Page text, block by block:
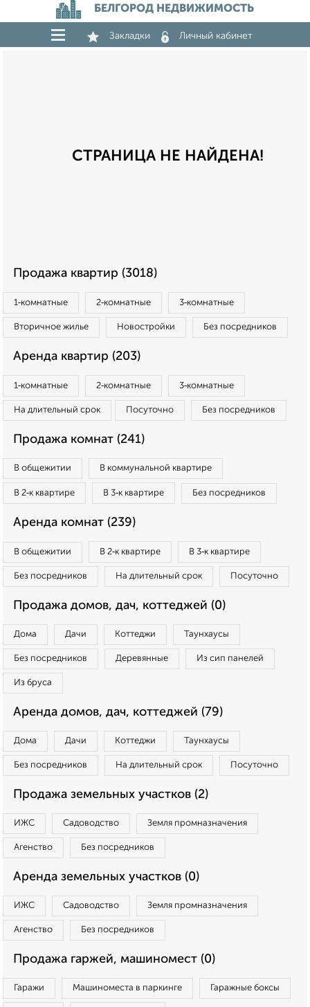
БЕЛГОРОД НЕДВИЖИМОСТЬ
Закладки Личный кабинет
СТРАНИЦА НЕ НАЙДЕНА!
Продажа квартир (3018)
1‑комнатные 2‑комнатные 3‑комнатные
Вторичное жилье Новостройки Без посредников
Аренда квартир (203)
1‑комнатные 2‑комнатные 3‑комнатные
На длительный срок Посуточно Без посредников
Продажа комнат (241)
В общежитии В коммунальной квартире
В 2‑к квартире В 3‑к квартире Без посредников
Аренда комнат (239)
В общежитии В 2‑к квартире В 3‑к квартире
Без посредников На длительный срок Посуточно
Продажа домов, дач, коттеджей (0)
Дома Дачи Коттеджи Таунхаусы
Без посредников Деревянные Из сип панелей
Из бруса
Аренда домов, дач, коттеджей (79)
Дома Дачи Коттеджи Таунхаусы
Без посредников На длительный срок Посуточно
Продажа земельных участков (2)
ИЖС Садоводство Земля промназначения
Агенство Без посредников
Аренда земельных участков (0)
ИЖС Садоводство Земля промназначения
Агенство Без посредников
Продажа гаржей, машиномест (0)
Гаражи Машиноместа в паркинге Гаражные боксы